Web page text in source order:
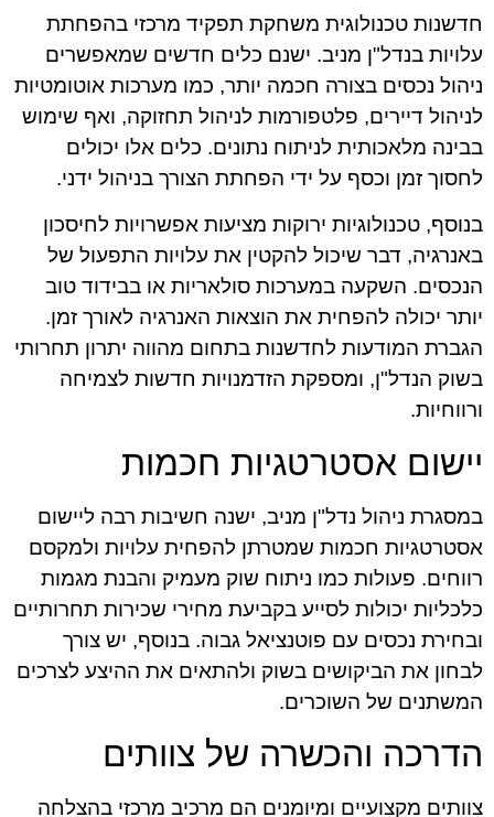
חדשנות טכנולוגית משחקת תפקיד מרכזי בהפחתת
עלויות בנדל"ן מניב. ישנם כלים חדשים שמאפשרים
ניהול נכסים בצורה חכמה יותר, כמו מערכות אוטומטיות
לניהול דיירים, פלטפורמות לניהול תחזוקה, ואף שימוש
בבינה מלאכותית לניתוח נתונים. כלים אלו יכולים
לחסוך זמן וכסף על ידי הפחתת הצורך בניהול ידני.
בנוסף, טכנולוגיות ירוקות מציעות אפשרויות לחיסכון
באנרגיה, דבר שיכול להקטין את עלויות התפעול של
הנכסים. השקעה במערכות סולאריות או בבידוד טוב
יותר יכולה להפחית את הוצאות האנרגיה לאורך זמן.
הגברת המודעות לחדשנות בתחום מהווה יתרון תחרותי
בשוק הנדל"ן, ומספקת הזדמנויות חדשות לצמיחה
ורווחיות.
יישום אסטרטגיות חכמות
במסגרת ניהול נדל"ן מניב, ישנה חשיבות רבה ליישום
אסטרטגיות חכמות שמטרתן להפחית עלויות ולמקסם
רווחים. פעולות כמו ניתוח שוק מעמיק והבנת מגמות
כלכליות יכולות לסייע בקביעת מחירי שכירות תחרותיים
ובחירת נכסים עם פוטנציאל גבוה. בנוסף, יש צורך
לבחון את הביקושים בשוק ולהתאים את ההיצע לצרכים
המשתנים של השוכרים.
הדרכה והכשרה של צוותים
צוותים מקצועיים ומיומנים הם מרכיב מרכזי בהצלחה